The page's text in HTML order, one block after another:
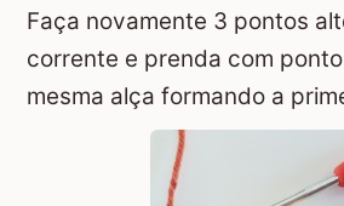
Faça novamente 3 pontos
corrente e prenda com
mesma alça formando a